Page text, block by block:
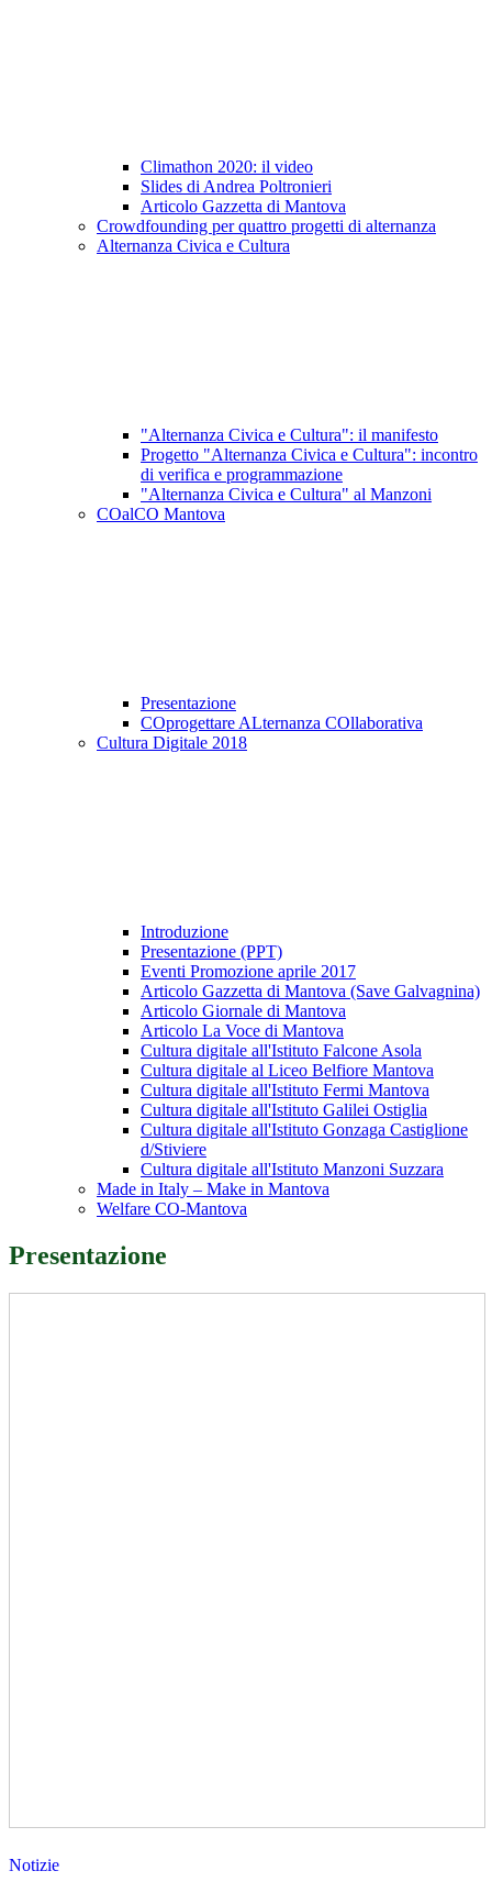
Climathon 2020: il video
Slides di Andrea Poltronieri
Articolo Gazzetta di Mantova
Crowdfounding per quattro progetti di alternanza
Alternanza Civica e Cultura
"Alternanza Civica e Cultura": il manifesto
Progetto "Alternanza Civica e Cultura": incontro
di verifica e programmazione
"Alternanza Civica e Cultura" al Manzoni
COalCO Mantova
Presentazione
COprogettare ALternanza COllaborativa
Cultura Digitale 2018
Introduzione
Presentazione (PPT)
Eventi Promozione aprile 2017
Articolo Gazzetta di Mantova (Save Galvagnina)
Articolo Giornale di Mantova
Articolo La Voce di Mantova
Cultura digitale all'Istituto Falcone Asola
Cultura digitale al Liceo Belfiore Mantova
Cultura digitale all'Istituto Fermi Mantova
Cultura digitale all'Istituto Galilei Ostiglia
Cultura digitale all'Istituto Gonzaga Castiglione
d/Stiviere
Cultura digitale all'Istituto Manzoni Suzzara
Made in Italy – Make in Mantova
Welfare CO-Mantova
Presentazione
Notizie